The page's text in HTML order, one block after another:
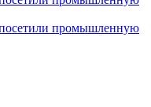
промышленную